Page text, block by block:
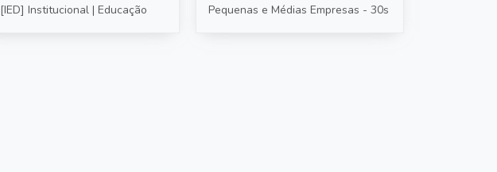
Pequenas e Médias Empresas - 30s
[IED] Institucional | Educação